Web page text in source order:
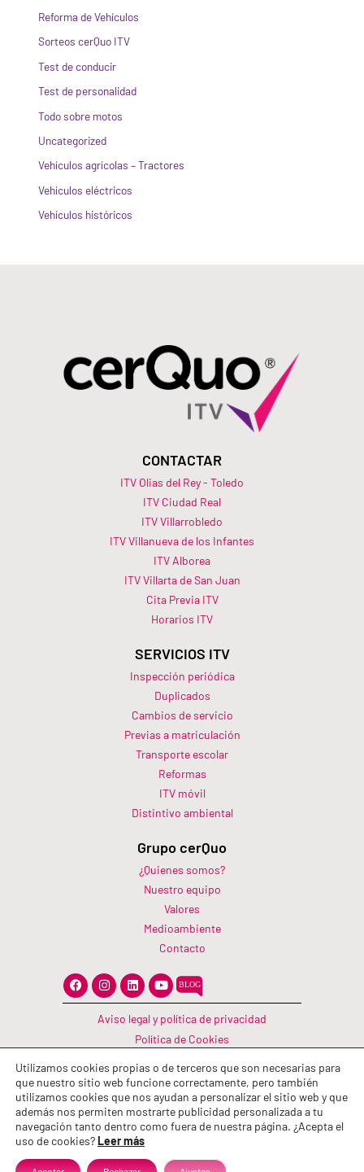
Reforma de Vehículos
Sorteos cerQuo ITV
Test de conducir
Test de personalidad
Todo sobre motos
Uncategorized
Vehículos agrícolas – Tractores
Vehículos eléctricos
Vehículos históricos
CONTACTAR
ITV Olias del Rey - Toledo
ITV Ciudad Real
ITV Villarrobledo
ITV Villanueva de los Infantes
ITV Alborea
ITV Villarta de San Juan
Cita Previa ITV
Horarios ITV​
SERVICIOS ITV
Inspección periódica
Duplicados
Cambios de servicio
Previas a matriculación
Transporte escolar
Reformas
ITV móvil
Distintivo ambiental
Grupo cerQuo
¿Quienes somos?
Nuestro equipo
Valores
Medioambiente
Contacto
F
a
c
o
k
I
n
s
t
a
r
a
m
L
i
n
k
e
d
i
n
Y
o
u
t
u
b
e
Aviso legal y política de privacidad
Política de Cookies
Política de calidad
Utilizamos cookies propias o de terceros que son necesarias para
que nuestro sitio web funcione correctamente, pero también
utilizamos cookies que nos ayudan a personalizar el sitio web y que
además nos permiten mostrarte publicidad personalizada a tu
navegación tanto dentro como fuera de nuestra página. ¿Acepta el
uso de cookies?Leer más